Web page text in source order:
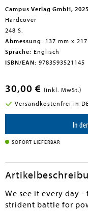
Campus Verlag GmbH, 2025
Hardcover
248 S.
Abmessung: 137 mm x
Sprache: Englisch
ISBN/EAN: 9783593521145
30,00 € (inkl. MwSt.)
Versandkostenfrei in
In
SOFORT LIEFERBAR
We see it every day
strident battle for